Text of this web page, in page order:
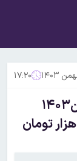
۱۷:۲۰
آخرین قیمت انواع سکه وطلا ۱۴بهمن۱۴۰۳
+جدول قیمت/سکه ۶۲میلیون و۱۵۰هزار تومان